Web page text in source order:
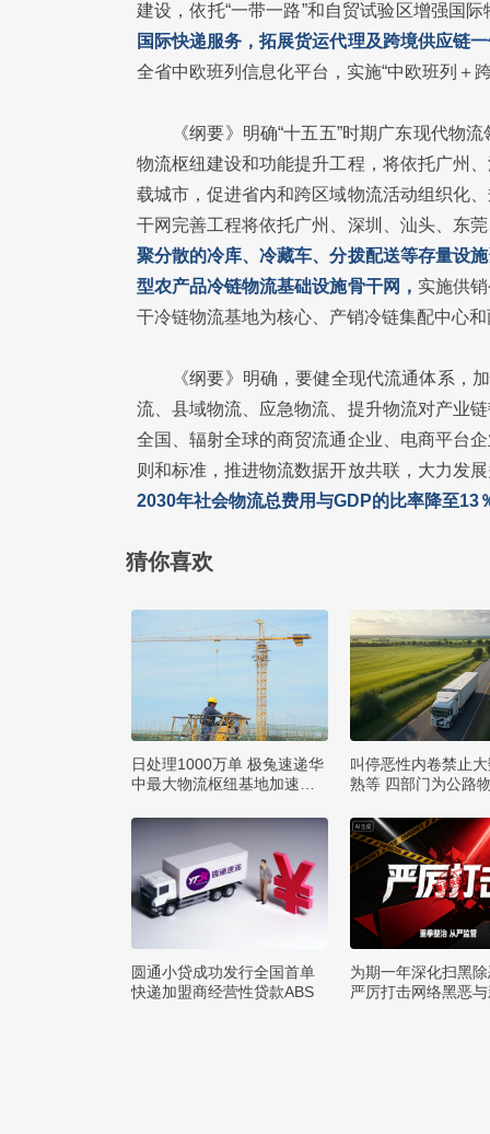
建设，依托“一带一路”和自贸试验区增强国
国际快递服务，拓展货运代理及跨境供应链
全省中欧班列信息化平台，实施“中欧班列＋
《纲要》明确“十五五”时期广东现代物
物流枢纽建设和功能提升工程，将依托广州
载城市，促进省内和跨区域物流活动组织化
干网完善工程将依托广州、深圳、汕头、东
聚分散的冷库、冷藏车、分拨配送等存量设
型农产品冷链物流基础设施骨干网， 实施供
干冷链物流基地为核心、产销冷链集配中心
《纲要》明确，要健全现代流通体系，
流、县域物流、应急物流、提升物流对产业
全国、辐射全球的商贸流通企业、电商平台
则和标准，推进物流数据开放共联，大力发
2030年社会物流总费用与GDP的比率降至13
猜你喜欢
日处理1000万单 极兔速递华
中最大物流枢纽基地加速建
叫停恶性内卷禁止
熟等 四部门为公路
圆通小贷成功发行全国首单
快递加盟商经营性贷款ABS
为期一年深化扫黑
严厉打击网络黑恶